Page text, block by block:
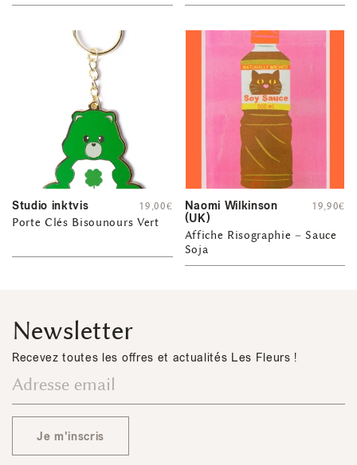
Studio inktvis
Porte Clés Bisounours Vert
19,00€
Naomi Wilkinson
(UK)
Affiche Risographie – Sauce
Soja
19,90€
Newsletter
Recevez toutes les offres et actualités Les Fleurs !
Je m'inscris